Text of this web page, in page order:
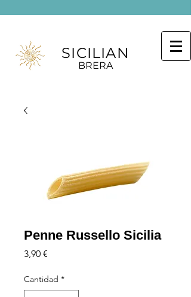
SICILIAN
BRERA
Penne Russello Sicilia
3,90 €
Cantidad *